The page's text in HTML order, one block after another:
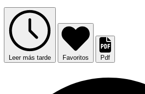
Leer más tarde Favoritos Pdf